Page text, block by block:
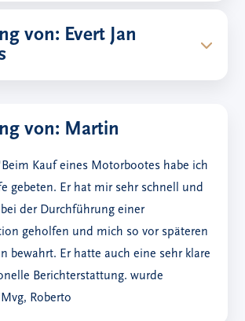
von: Evert Jan
von: Martin
Kauf eines Motorbootes habe ich
gebeten. Er hat mir sehr schnell und
der Durchführung einer
geholfen und mich so vor späteren
bewahrt. Er hatte auch eine sehr klare
Berichterstattung. wurde
Roberto